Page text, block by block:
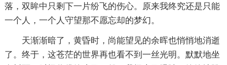
落，双眸中只剩下一片纷飞的伤心。原来我终究还是只能
一个人，一个人守望那不愿忘却的梦幻。
天渐渐暗了，黄昏时，尚能望见的余晖也悄悄地消逝
了。终于，这苍茫的世界再也看不到一丝光明。默默地坐